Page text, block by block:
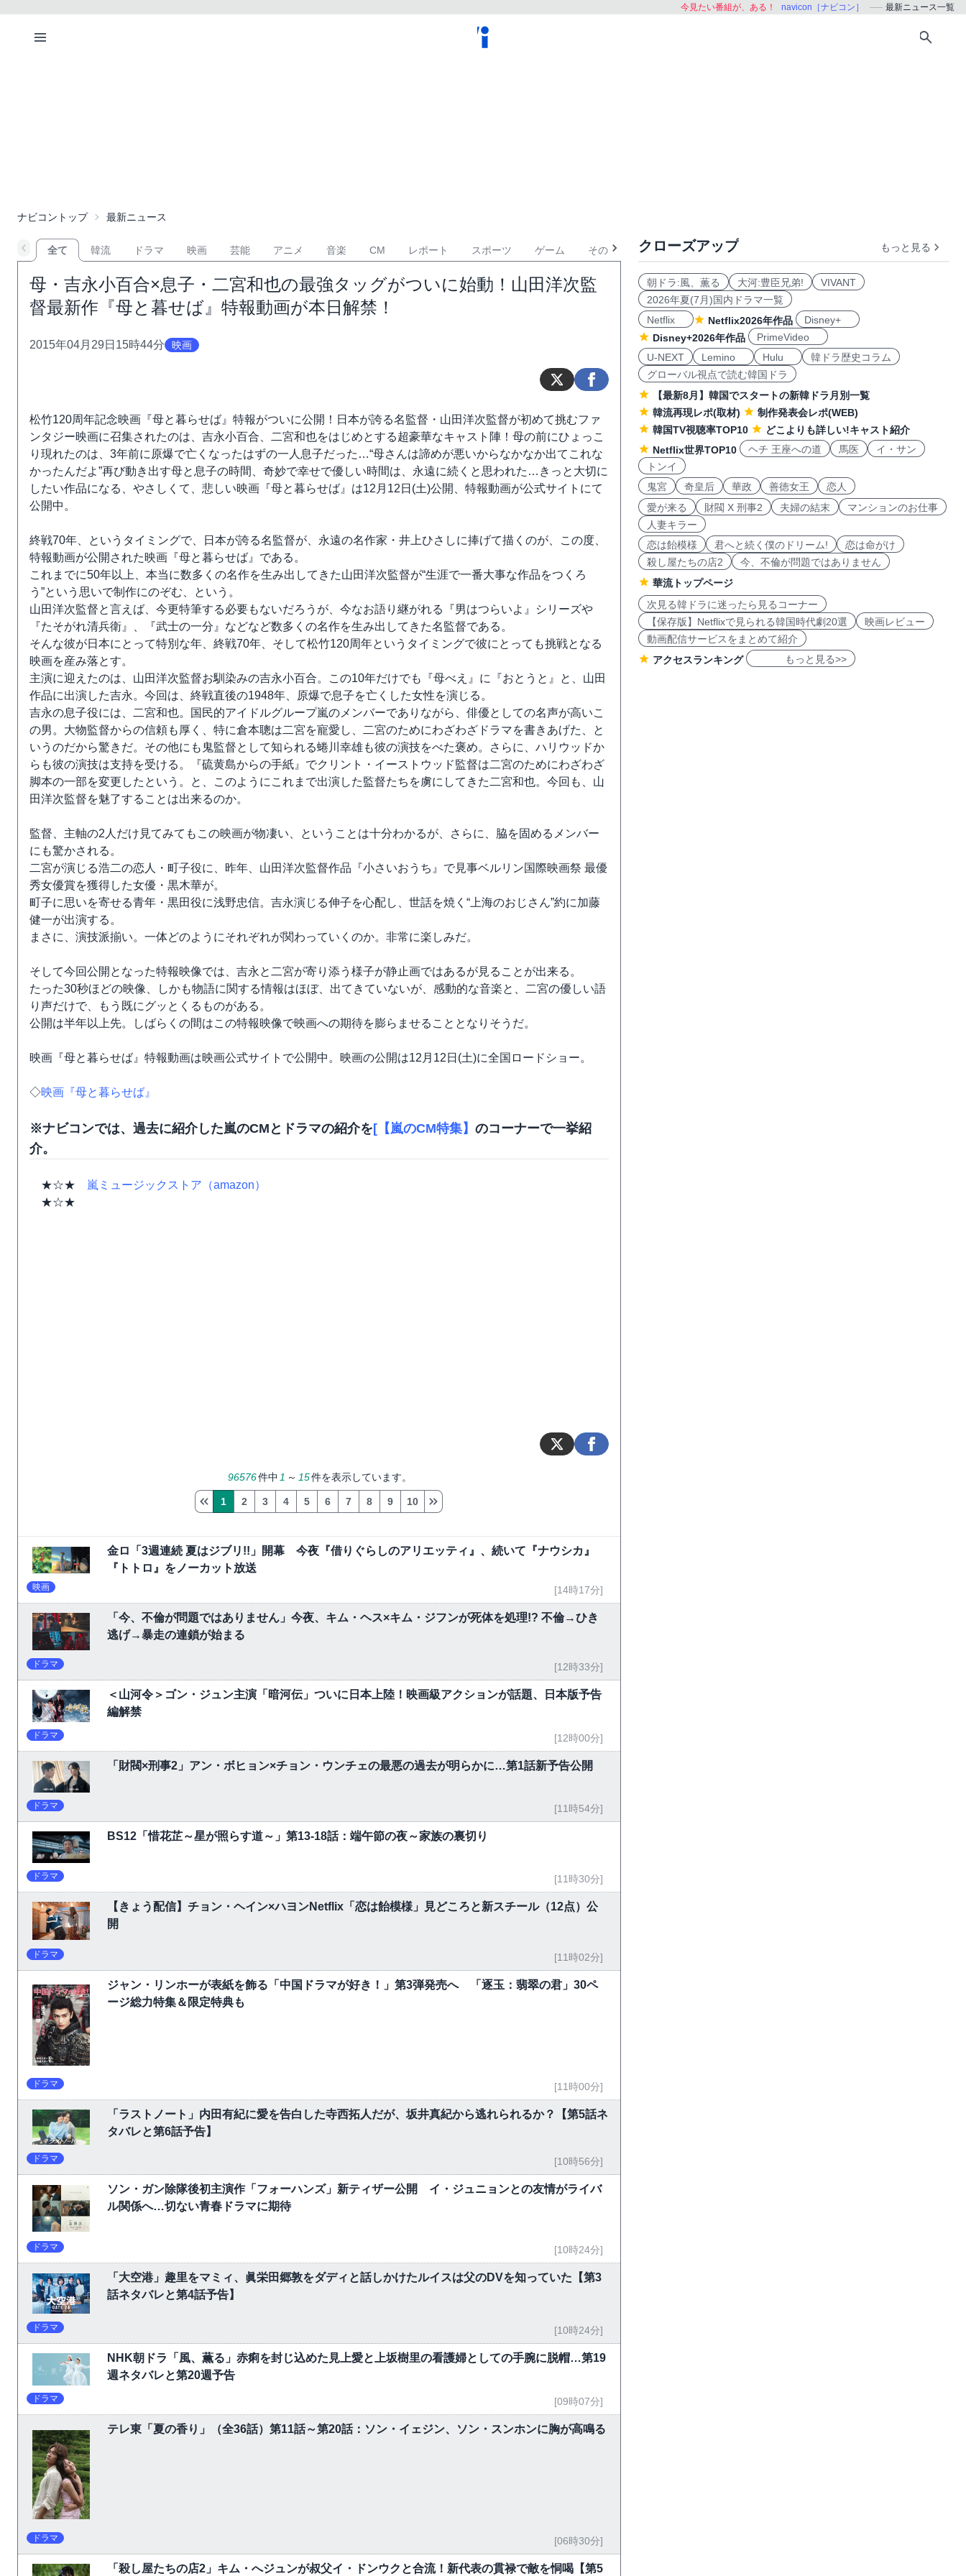
今見たい番組が、ある！ navicon［ナビコン］ 最新ニュース一覧
ナビコントップ 最新ニュース
全て 韓流 ドラマ 映画 芸能 アニメ 音楽 CM レポート スポーツ ゲーム その他
母・吉永小百合×息子・二宮和也の最強タッグがついに始動！山田洋次監
督最新作『母と暮せば』特報動画が本日解禁！
2015年04月29日15時44分 映画
松竹120周年記念映画『母と暮らせば』特報がついに公開！日本が誇る名監督・山田洋次監督が初めて挑むファ
ンタジー映画に召集されたのは、吉永小百合、二宮和也をはじめとする超豪華なキャスト陣！母の前にひょっこ
り現れたのは、3年前に原爆で亡くなったはずの一人息子だった…“母さんは諦めが悪いからなかなか出てこれな
かったんだよ”再び動き出す母と息子の時間、奇妙で幸せで優しい時間は、永遠に続くと思われた…きっと大切に
したい作品になる、やさしくて、悲しい映画『母と暮らせば』は12月12日(土)公開、特報動画が公式サイトにて
公開中。
終戦70年、というタイミングで、日本が誇る名監督が、永遠の名作家・井上ひさしに捧げて描くのが、この度、
特報動画が公開された映画『母と暮らせば』である。
これまでに50年以上、本当に数多くの名作を生み出してきた山田洋次監督が“生涯で一番大事な作品をつくろ
う”という思いで制作にのぞむ、という。
山田洋次監督と言えば、今更特筆する必要もないだろうが、今なお語り継がれる『男はつらいよ』シリーズや
『たそがれ清兵衛』、『武士の一分』などなど数多くの名作を生み出してきた名監督である。
そんな彼が日本にとって特別な年、終戦70年、そして松竹120周年というタイミングで彼にとっても挑戦となる
映画を産み落とす。
主演に迎えたのは、山田洋次監督お馴染みの吉永小百合。この10年だけでも『母べえ』に『おとうと』と、山田
作品に出演した吉永。今回は、終戦直後の1948年、原爆で息子を亡くした女性を演じる。
吉永の息子役には、二宮和也。国民的アイドルグループ嵐のメンバーでありながら、俳優としての名声が高いこ
の男。大物監督からの信頼も厚く、特に倉本聰は二宮を寵愛し、二宮のためにわざわざドラマを書きあげた、と
いうのだから驚きだ。その他にも鬼監督として知られる蜷川幸雄も彼の演技をべた褒め。さらに、ハリウッドか
らも彼の演技は支持を受ける。『硫黄島からの手紙』でクリント・イーストウッド監督は二宮のためにわざわざ
脚本の一部を変更したという。と、このようにこれまで出演した監督たちを虜にしてきた二宮和也。今回も、山
田洋次監督を魅了することは出来るのか。
監督、主軸の2人だけ見てみてもこの映画が物凄い、ということは十分わかるが、さらに、脇を固めるメンバー
にも驚かされる。
二宮が演じる浩二の恋人・町子役に、昨年、山田洋次監督作品『小さいおうち』で見事ベルリン国際映画祭 最優
秀女優賞を獲得した女優・黒木華が。
町子に思いを寄せる青年・黒田役に浅野忠信。吉永演じる伸子を心配し、世話を焼く“上海のおじさん”約に加藤
健一が出演する。
まさに、演技派揃い。一体どのようにそれぞれが関わっていくのか。非常に楽しみだ。
そして今回公開となった特報映像では、吉永と二宮が寄り添う様子が静止画ではあるが見ることが出来る。
たった30秒ほどの映像、しかも物語に関する情報はほぼ、出てきていないが、感動的な音楽と、二宮の優しい語
り声だけで、もう既にグッとくるものがある。
公開は半年以上先。しばらくの間はこの特報映像で映画への期待を膨らませることとなりそうだ。
映画『母と暮らせば』特報動画は映画公式サイトで公開中。映画の公開は12月12日(土)に全国ロードショー。
◇映画『母と暮らせば』
※ナビコンでは、過去に紹介した嵐のCMとドラマの紹介を [【嵐のCM特集】 のコーナーで一挙紹
介。
★☆★
嵐ミュージックストア（amazon）
★☆★
96576件中 1 ～ 15件を表示しています。
1 2 3 4 5 6 7 8 9 10
金ロ「3週連続 夏はジブリ!!」開幕 今夜『借りぐらしのアリエッティ』、続いて『ナウシカ』
『トトロ』をノーカット放送
映画 [14時17分]
「今、不倫が問題ではありません」今夜、キム・ヘス×キム・ジフンが死体を処理!? 不倫→ひき
逃げ→暴走の連鎖が始まる
ドラマ [12時33分]
＜山河令＞ゴン・ジュン主演「暗河伝」ついに日本上陸！映画級アクションが話題、日本版予告
編解禁
ドラマ [12時00分]
「財閥×刑事2」アン・ボヒョン×チョン・ウンチェの最悪の過去が明らかに…第1話新予告公開
ドラマ [11時54分]
BS12「惜花芷～星が照らす道～」第13-18話：端午節の夜～家族の裏切り
ドラマ [11時30分]
【きょう配信】チョン・ヘイン×ハヨンNetflix「恋は飴模様」見どころと新スチール（12点）公
開
ドラマ [11時02分]
ジャン・リンホーが表紙を飾る「中国ドラマが好き！」第3弾発売へ 「逐玉：翡翠の君」30ペ
ージ総力特集＆限定特典も
ドラマ [11時00分]
「ラストノート」内田有紀に愛を告白した寺西拓人だが、坂井真紀から逃れられるか？【第5話ネ
タバレと第6話予告】
ドラマ [10時56分]
ソン・ガン除隊後初主演作「フォーハンズ」新ティザー公開 イ・ジュニョンとの友情がライバ
ル関係へ…切ない青春ドラマに期待
ドラマ [10時24分]
「大空港」趣里をマミィ、眞栄田郷敦をダディと話しかけたルイスは父のDVを知っていた【第3
話ネタバレと第4話予告】
ドラマ [10時24分]
NHK朝ドラ「風、薫る」赤痢を封じ込めた見上愛と上坂樹里の看護婦としての手腕に脱帽…第19
週ネタバレと第20週予告
ドラマ [09時07分]
テレ東「夏の香り」（全36話）第11話～第20話：ソン・イェジン、ソン・スンホンに胸が高鳴る
ドラマ [06時30分]
「殺し屋たちの店2」キム・へジュンが叔父イ・ドンウクと合流！新代表の貫禄で敵を恫喝【第5
クローズアップ もっと見る
朝ドラ:風、薫る 大河:豊臣兄弟!
VIVANT
2026年夏(7月)国内ドラマ一覧
Netflix
Netflix2026年作品
Disney+
Disney+2026年作品
PrimeVideo
U-NEXT
Lemino Hulu
韓ドラ歴史コラム
グローバル視点で読む韓国ドラ
【最新8月】韓国でスタートの新韓ドラ月別一覧
韓流再現レポ(取材)
制作発表会レポ(WEB)
韓国TV視聴率TOP10
どこよりも詳しい!キャスト紹介
Netflix世界TOP10
ヘチ 王座への道 馬医
イ・サン
トンイ
鬼宮
奇皇后 華政 善徳女王
恋人
愛が来る
財閥 X 刑事2 夫婦の結末
マンションのお仕事
人妻キラー
恋は飴模様
君へと続く僕のドリーム!
恋は命がけ
殺し屋たちの店2
今、不倫が問題ではありません
華流トップページ
次見る韓ドラに迷ったら見るコーナー
【保存版】Netflixで見られる韓国時代劇20選
映画レビュー
動画配信サービスをまとめて紹介
アクセスランキング
もっと見る>>